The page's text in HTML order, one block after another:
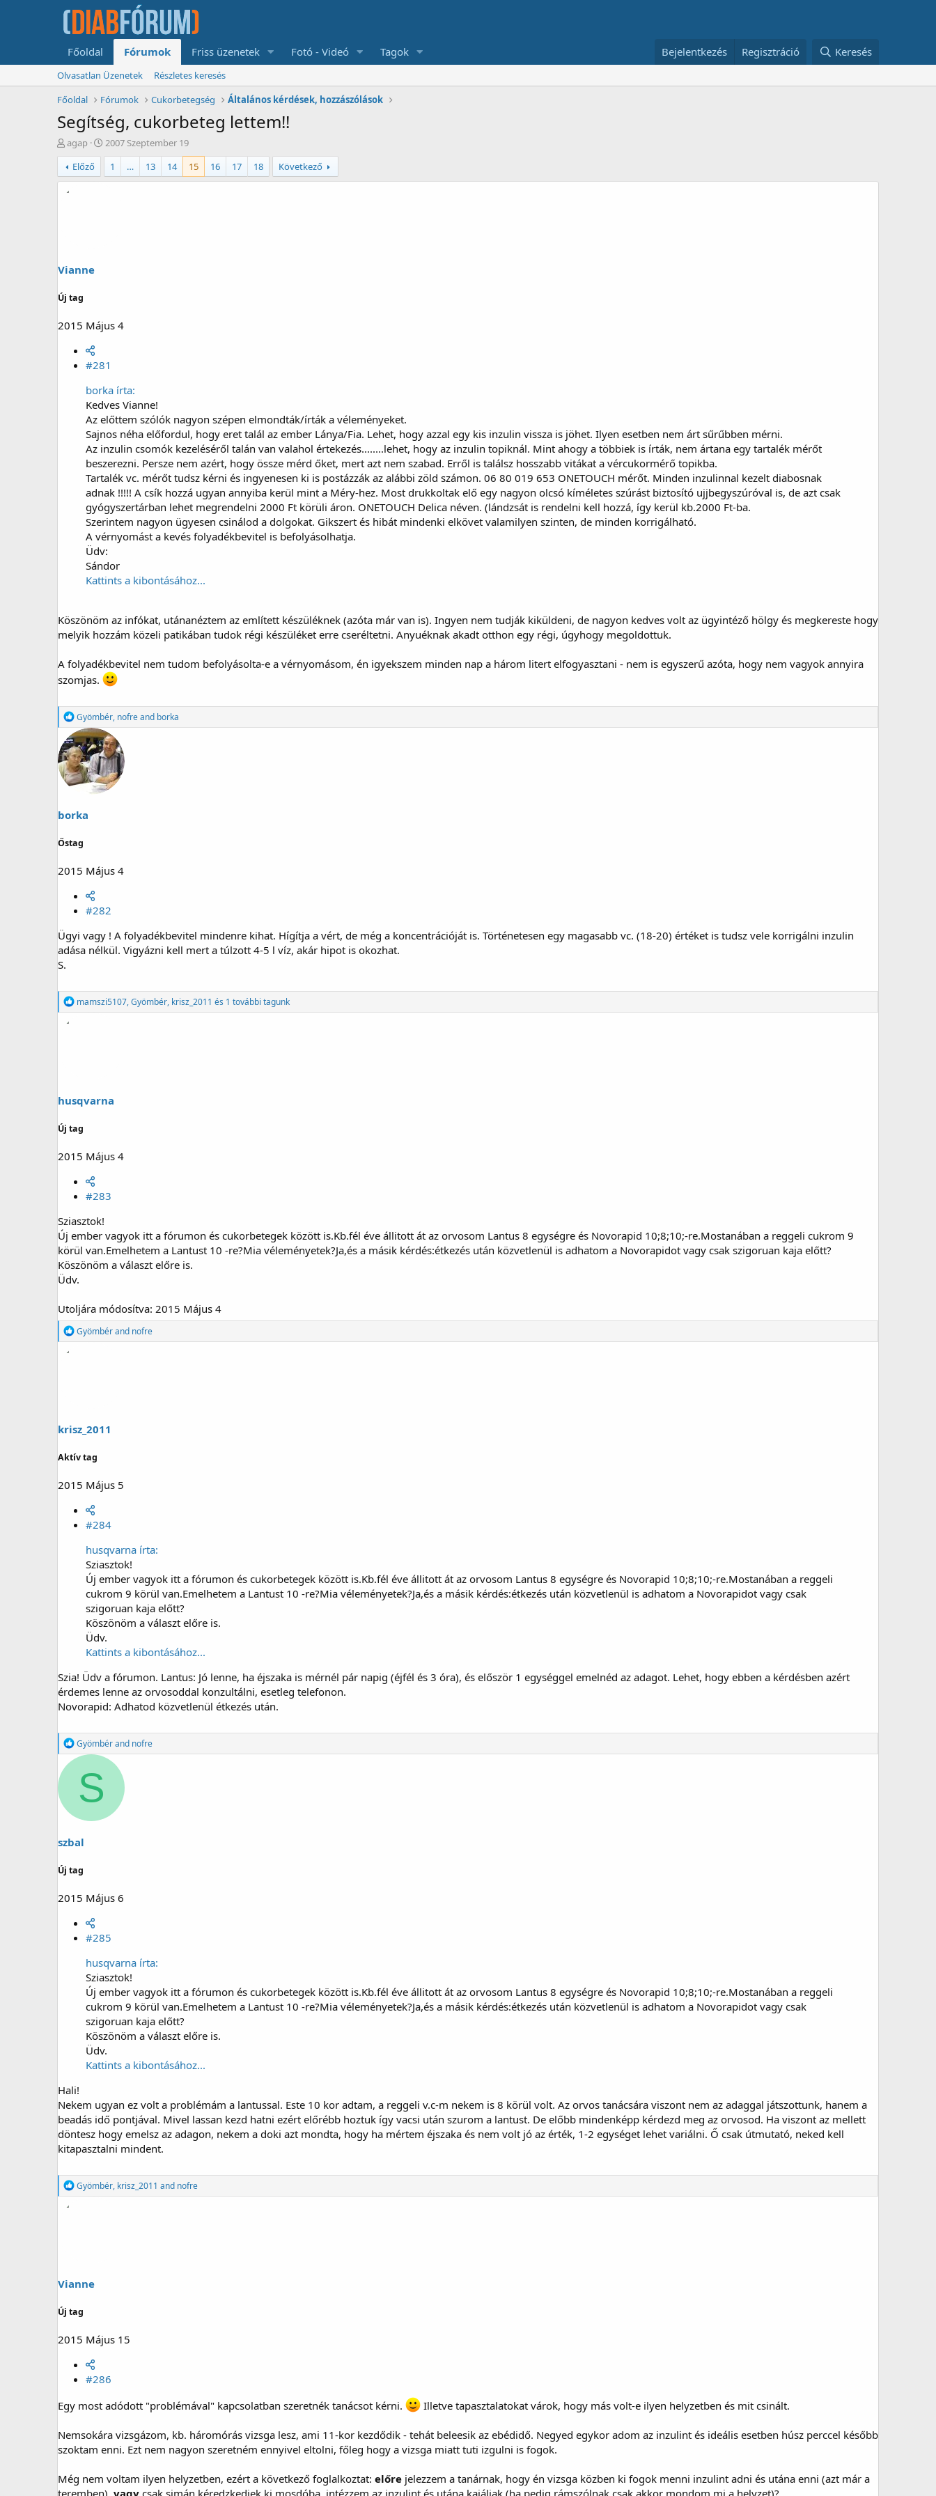
Főoldal Fórumok Friss üzenetek Fotó - Videó Tagok Bejelentkezés Regisztráció Keresés
Olvasatlan Üzenetek
Részletes keresés
Főoldal
Fórumok Cukorbetegség Általános kérdések, hozzászólások
Segítség, cukorbeteg lettem!!
T
é
m
a
i
agap
K
e
d
2007 Szeptember 19
Előző
1 … 13 14 15 16 17 18 Következő
Vianne
Új tag
2015 Május 4
#281
borka írta:
Kedves Vianne!
Az előttem szólók nagyon szépen elmondták/írták a véleményeket.
Sajnos néha előfordul, hogy eret talál az ember Lánya/Fia. Lehet, hogy azzal egy kis inzulin vissza is jöhet. Ilyen esetben nem árt sűrűbben mérni.
Az inzulin csomók kezeléséről talán van valahol értekezés........lehet, hogy az inzulin topiknál. Mint ahogy a többiek is írták, nem ártana egy tartalék mérőt
beszerezni. Persze nem azért, hogy össze mérd őket, mert azt nem szabad. Erről is találsz hosszabb vitákat a vércukormérő topikba.
Tartalék vc. mérőt tudsz kérni és ingyenesen ki is postázzák az alábbi zöld számon. 06 80 019 653 ONETOUCH mérőt. Minden inzulinnal kezelt diabosnak
adnak !!!!! A csík hozzá ugyan annyiba kerül mint a Méry-hez. Most drukkoltak elő egy nagyon olcsó kíméletes szúrást biztosító ujjbegyszúróval is, de azt csak
gyógyszertárban lehet megrendelni 2000 Ft körüli áron. ONETOUCH Delica néven. (lándzsát is rendelni kell hozzá, így kerül kb.2000 Ft-ba.
Szerintem nagyon ügyesen csinálod a dolgokat. Gikszert és hibát mindenki elkövet valamilyen szinten, de minden korrigálható.
A vérnyomást a kevés folyadékbevitel is befolyásolhatja.
Üdv:
Sándor
Kattints a kibontásához...
Köszönöm az infókat, utánanéztem az említett készüléknek (azóta már van is). Ingyen nem tudják kiküldeni, de nagyon kedves volt az ügyintéző hölgy és megkereste hogy
melyik hozzám közeli patikában tudok régi készüléket erre cseréltetni. Anyuéknak akadt otthon egy régi, úgyhogy megoldottuk.
A folyadékbevitel nem tudom befolyásolta-e a vérnyomásom, én igyekszem minden nap a három litert elfogyasztani - nem is egyszerű azóta, hogy nem vagyok annyira
szomjas.
R
e
a
g
á
l
t
Gyömbér, nofreand borka
borka
Őstag
2015 Május 4
#282
Ügyi vagy ! A folyadékbevitel mindenre kihat. Hígítja a vért, de még a koncentrációját is. Történetesen egy magasabb vc. (18-20) értéket is tudsz vele korrigálni inzulin
adása nélkül. Vigyázni kell mert a túlzott 4-5 l víz, akár hipot is okozhat.
S.
R
e
mamszi5107,Gyömbér, krisz_2011 és 1 további tagunk
husqvarna
Új tag
2015 Május 4
#283
Sziasztok!
Új ember vagyok itt a fórumon és cukorbetegek között is.Kb.fél éve állitott át az orvosom Lantus 8 egységre és Novorapid 10;8;10;-re.Mostanában a reggeli cukrom 9
körül van.Emelhetem a Lantust 10 -re?Mia véleményetek?Ja,és a másik kérdés:étkezés után közvetlenül is adhatom a Novorapidot vagy csak szigoruan kaja előtt?
Köszönöm a választ előre is.
Üdv.
Utoljára módosítva: 2015 Május 4
R
e
Gyömbérand nofre
krisz_2011
Aktív tag
2015 Május 5
#284
husqvarna írta:
Sziasztok!
Új ember vagyok itt a fórumon és cukorbetegek között is.Kb.fél éve állitott át az orvosom Lantus 8 egységre és Novorapid 10;8;10;-re.Mostanában a reggeli
cukrom 9 körül van.Emelhetem a Lantust 10 -re?Mia véleményetek?Ja,és a másik kérdés:étkezés után közvetlenül is adhatom a Novorapidot vagy csak
szigoruan kaja előtt?
Köszönöm a választ előre is.
Üdv.
Kattints a kibontásához...
Szia! Üdv a fórumon. Lantus: Jó lenne, ha éjszaka is mérnél pár napig (éjfél és 3 óra), és először 1 egységgel emelnéd az adagot. Lehet, hogy ebben a kérdésben azért
érdemes lenne az orvosoddal konzultálni, esetleg telefonon.
Novorapid: Adhatod közvetlenül étkezés után.
R
e
:
Gyömbérand nofre
S
szbal
Új tag
2015 Május 6
#285
husqvarna írta:
Sziasztok!
Új ember vagyok itt a fórumon és cukorbetegek között is.Kb.fél éve állitott át az orvosom Lantus 8 egységre és Novorapid 10;8;10;-re.Mostanában a reggeli
cukrom 9 körül van.Emelhetem a Lantust 10 -re?Mia véleményetek?Ja,és a másik kérdés:étkezés után közvetlenül is adhatom a Novorapidot vagy csak
szigoruan kaja előtt?
Köszönöm a választ előre is.
Üdv.
Kattints a kibontásához...
Hali!
Nekem ugyan ez volt a problémám a lantussal. Este 10 kor adtam, a reggeli v.c-m nekem is 8 körül volt. Az orvos tanácsára viszont nem az adaggal játszottunk, hanem a
beadás idő pontjával. Mivel lassan kezd hatni ezért előrébb hoztuk így vacsi után szurom a lantust. De előbb mindenképp kérdezd meg az orvosod. Ha viszont az mellett
döntesz hogy emelsz az adagon, nekem a doki azt mondta, hogy ha mértem éjszaka és nem volt jó az érték, 1-2 egységet lehet variálni. Ő csak útmutató, neked kell
kitapasztalni mindent.
R
e
Gyömbér, krisz_2011 and nofre
Vianne
Új tag
2015 Május 15
#286
Egy most adódott "problémával" kapcsolatban szeretnék tanácsot kérni.
Illetve tapasztalatokat várok, hogy más volt-e ilyen helyzetben és mit csinált.
Nemsokára vizsgázom, kb. háromórás vizsga lesz, ami 11-kor kezdődik - tehát beleesik az ebédidő. Negyed egykor adom az inzulint és ideális esetben húsz perccel később
szoktam enni. Ezt nem nagyon szeretném ennyivel eltolni, főleg hogy a vizsga miatt tuti izgulni is fogok.
Még nem voltam ilyen helyzetben, ezért a következő foglalkoztat: előre jelezzem a tanárnak, hogy én vizsga közben ki fogok menni inzulint adni és utána enni (azt már a
teremben), vagy csak simán kéredzkedjek ki mosdóba, intézzem az inzulint és utána kajáljak (ha pedig rámszólnak csak akkor mondom mi a helyzet)?